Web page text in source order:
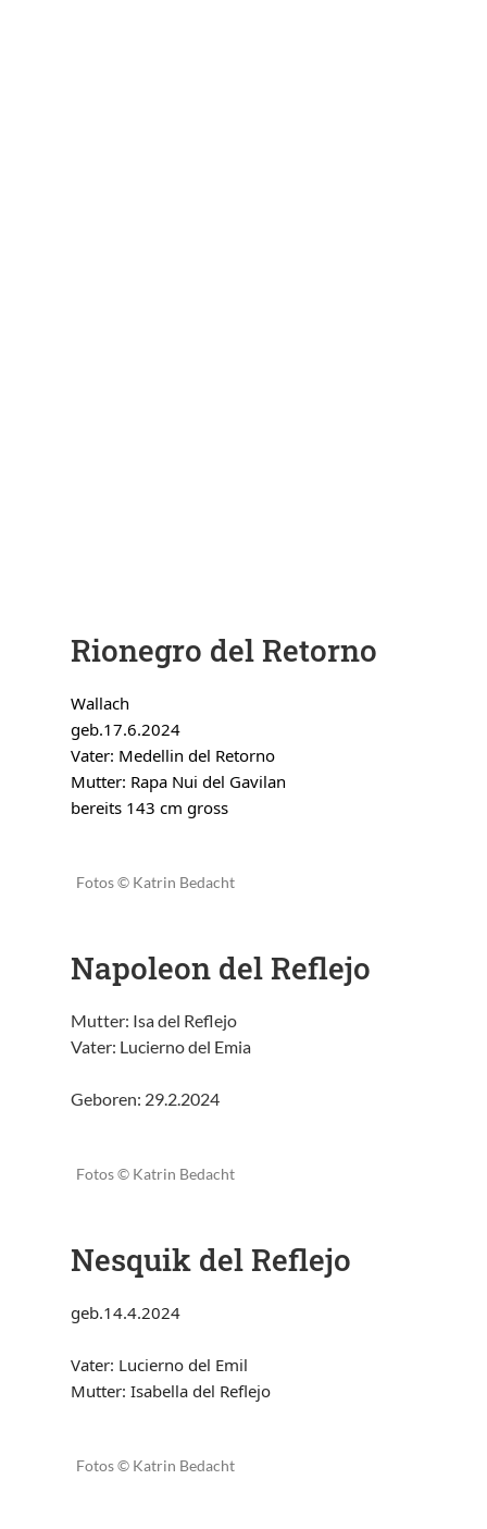
Rionegro del Retorno
Wallach
geb.17.6.2024
Vater: Medellin del Retorno
Mutter: Rapa Nui del Gavilan
bereits 143 cm gross
Fotos © Katrin Bedacht
Napoleon del Reflejo
Mutter: Isa del Reflejo
Vater: Lucierno del Emia
Geboren: 29.2.2024
Fotos © Katrin Bedacht
Nesquik del Reflejo
geb.14.4.2024
Vater: Lucierno del Emil
Mutter: Isabella del Reflejo
Fotos © Katrin Bedacht